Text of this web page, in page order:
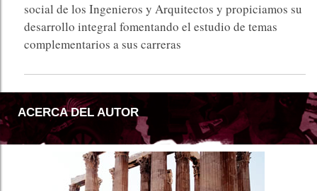
social de los Ingenieros y Arquitectos y propiciamos su
desarrollo integral fomentando el estudio de temas
complementarios a sus carreras
ACERCA DEL AUTOR